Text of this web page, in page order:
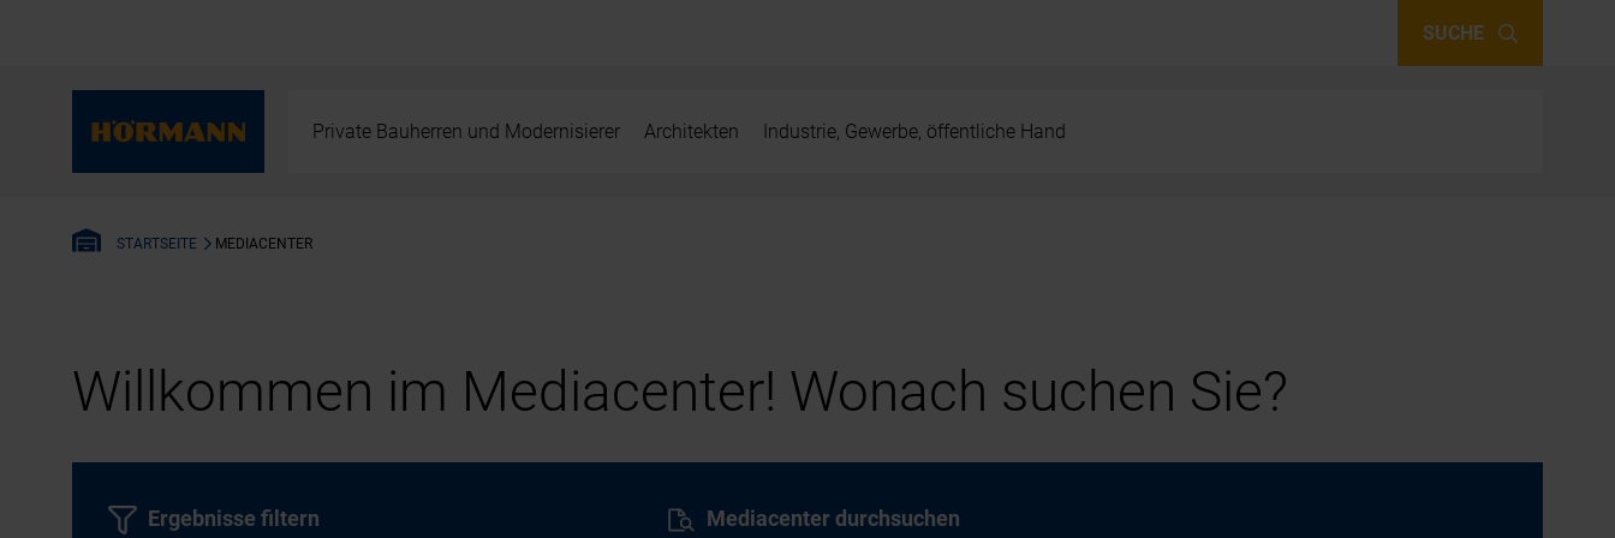
SUCHE
Private Bauherren und Modernisierer Architekten Industrie, Gewerbe, öffentliche Hand
STARTSEITE MEDIACENTER
Willkommen im Mediacenter! Wonach suchen Sie?
Mediacenter durchsuchen
Ergebnisse filtern